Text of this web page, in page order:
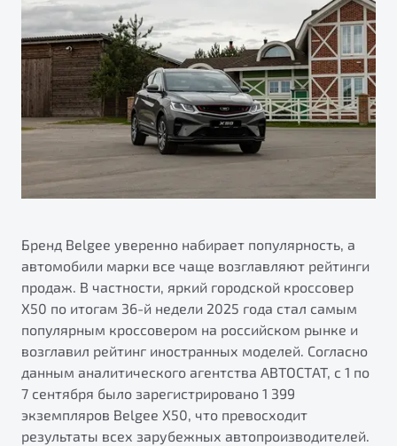
Яркий кроссовер
от 2 219 990 ₽*
Обзор В наличии
S50
Элегантный и практичный седан
от 1 699 990 ₽*
Автокредит
Трейд-ин
Страхование
Расчет КАСКО
Узнайте о специальных выгодах при покупке
автомобиля Belgee
Подробно
ПОДДЕРЖКА
Гарантия Belgee
Belgee Линк
Belgee Клуб
Реферальная программа
Помощь на дорогах
О дилерском центре
Правовая информация
Бренд Belgee уверенно набирает популярность, а
автомобили марки все чаще возглавляют рейтинги
продаж. В частности, яркий городской кроссовер
X50 по итогам 36-й недели 2025 года стал самым
популярным кроссовером на российском рынке и
возглавил рейтинг иностранных моделей. Согласно
данным аналитического агентства АВТОСТАТ, с 1 по
7 сентября было зарегистрировано 1 399
экземпляров Belgee X50, что превосходит
результаты всех зарубежных автопроизводителей.